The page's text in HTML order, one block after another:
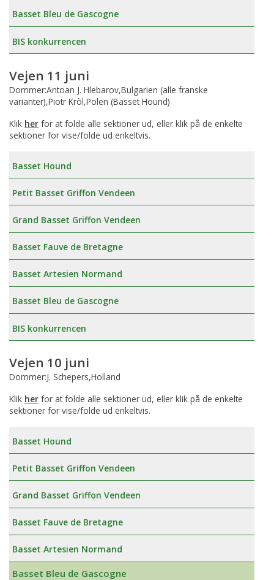
Basset Bleu de Gascogne
BIS konkurrencen
Vejen 11 juni
Dommer:Antoan J. Hlebarov,Bulgarien (alle franske
varianter),Piotr Kròl,Polen (Basset Hound)
Klik her for at folde alle sektioner ud, eller klik på de enkelte
sektioner for vise/folde ud enkeltvis.
Basset Hound
Petit Basset Griffon Vendeen
Grand Basset Griffon Vendeen
Basset Fauve de Bretagne
Basset Artesien Normand
Basset Bleu de Gascogne
BIS konkurrencen
Vejen 10 juni
Dommer:J. Schepers,Holland
Klik her for at folde alle sektioner ud, eller klik på de enkelte
sektioner for vise/folde ud enkeltvis.
Basset Hound
Petit Basset Griffon Vendeen
Grand Basset Griffon Vendeen
Basset Fauve de Bretagne
Basset Artesien Normand
Basset Bleu de Gascogne